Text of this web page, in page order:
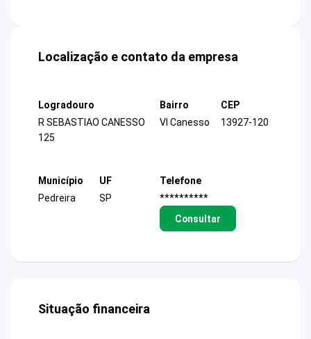
Localização e contato da empresa
Logradouro
R SEBASTIAO CANESSO
125
Bairro
Vl Canesso
CEP
13927-120
Município
Pedreira
UF
SP
Telefone
**********
Consultar
Situação financeira